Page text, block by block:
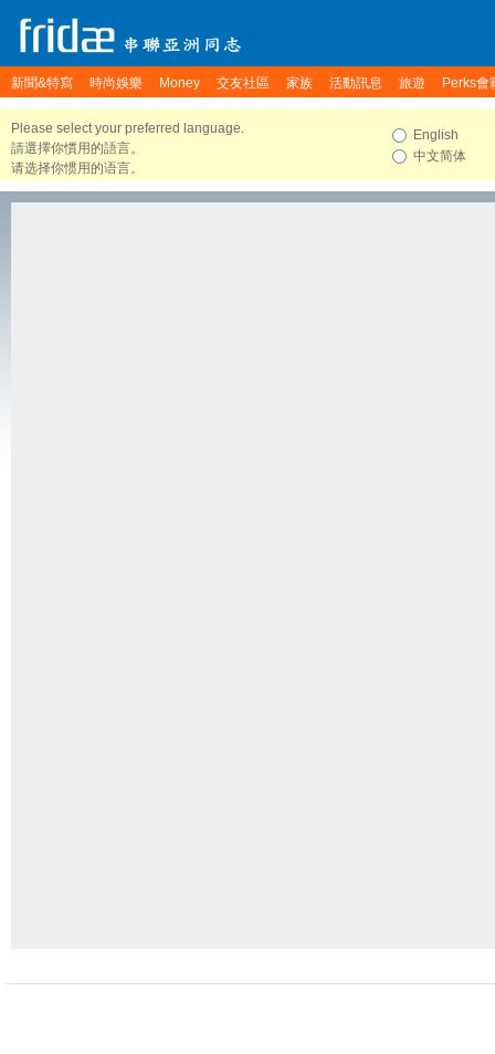
新聞&特寫 時尚娛樂 Money 交友社區 家族 活動訊息 旅遊 Perks會
Please select your preferred language.
請選擇你慣用的語言。
请选择你惯用的语言。
English
中文简体